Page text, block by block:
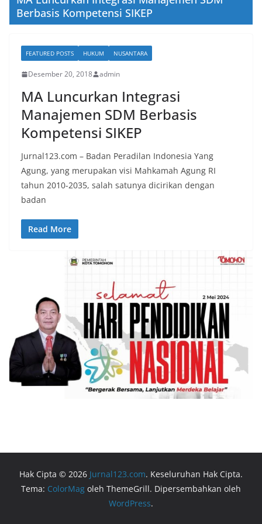
Berbasis Kompetensi SIKEP
FEATURED POSTS HUKUM NUSANTARA
Desember 20, 2018 admin
MA Luncurkan Integrasi
Manajemen SDM Berbasis
Kompetensi SIKEP
Jurnal123.com – Badan Peradilan Indonesia Yang
Agung, yang merupakan visi Mahkamah Agung RI
tahun 2010-2035, salah satunya dicirikan dengan
badan
Read More
Hak Cipta © 2026 Jurnal123.com. Keseluruhan Hak Cipta.
Tema: ColorMag oleh ThemeGrill. Dipersembahkan oleh
WordPress.